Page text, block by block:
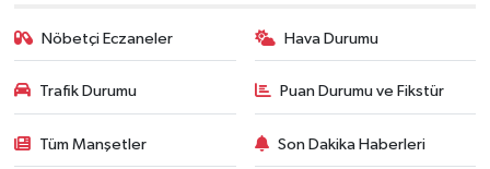
Nöbetçi Eczaneler Hava Durumu
Trafik Durumu Puan Durumu ve Fikstür
Tüm Manşetler Son Dakika Haberleri